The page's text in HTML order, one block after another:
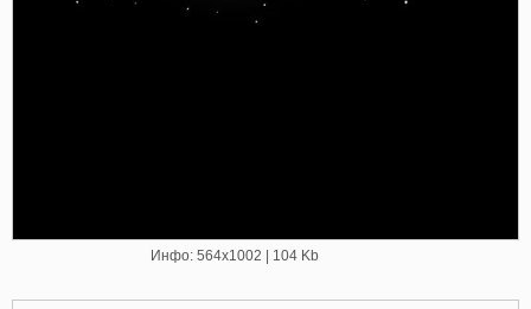
Инфо: 564х1002 | 104 Kb